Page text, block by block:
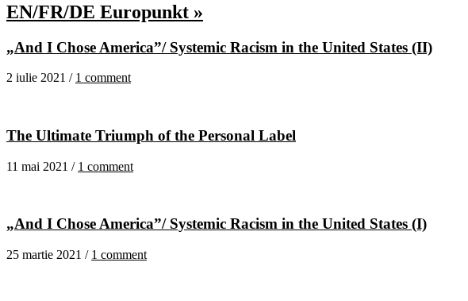
EN/FR/DE Europunkt »
„And I Chose America”/ Systemic Racism in the United States (II)
2 iulie 2021 / 1 comment
The Ultimate Triumph of the Personal Label
11 mai 2021 / 1 comment
„And I Chose America”/ Systemic Racism in the United States (I)
25 martie 2021 / 1 comment